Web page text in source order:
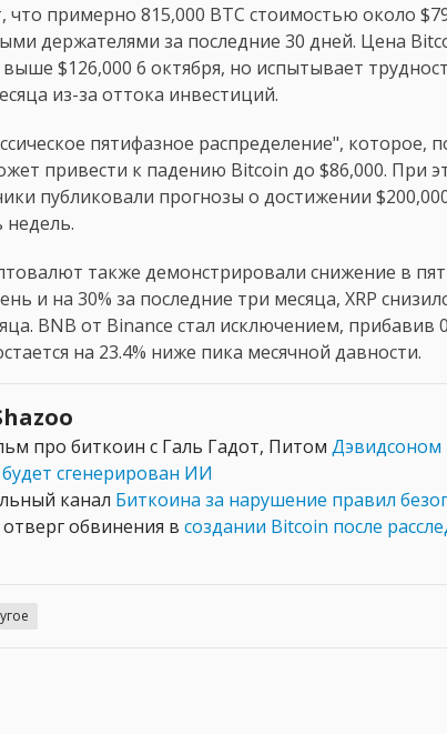
что примерно 815,000 BTC стоимостью около
держателями за последние 30 дней. Цена
$126,000 6 октября, но испытывает
из-за оттока инвестиций.
пятифазное распределение", которое,
привести к падению Bitcoin до $86,000. При
публиковали прогнозы о достижении
недель.
также демонстрировали снижение в
и на 30% за последние три месяца, XRP
BNB от Binance стал исключением, прибавив
на 23.4% ниже пика месячной давности.
про биткоин с Галь Гадот, Питом Дэвидсоном
сгенерирован ИИ
канал Биткоина за нарушение правил
обвинения в создании Bitcoin после